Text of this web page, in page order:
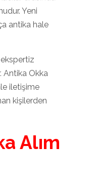
Yeni
antika hale
Antika Okka
iletişime
kişilerden
Alım